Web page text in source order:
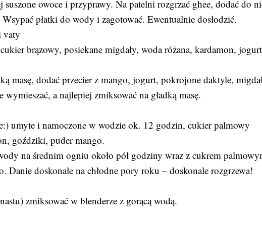
owoce i przyprawy. Na patelni rozgrzać ghee, dodać do
płatki do wody i zagotować. Ewentualnie dosłodzić.
vaty
brązowy, posiekane migdały, woda różana, kardamon, jogurt
masę, dodać przecier z mango, jogurt, pokrojone daktyle,
a najlepiej zmiksować na gładką masę.
umyte i namoczone w wodzie ok. 12 godzin, cukier palmowy
goździki, puder mango.
na średnim ogniu około pół godziny wraz z cukrem
Danie doskonałe na chłodne pory roku – doskonale rozgrzewa!
zmiksować w blenderze z gorącą wodą.